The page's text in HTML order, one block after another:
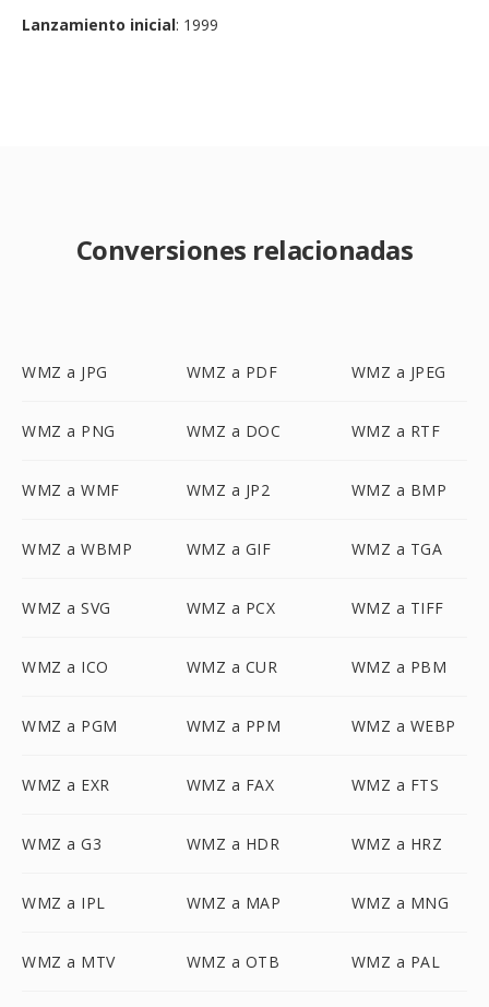
Lanzamiento inicial: 1999
Conversiones relacionadas
WMZ a JPG WMZ a PDF WMZ a JPEG
WMZ a PNG WMZ a DOC WMZ a RTF
WMZ a WMF WMZ a JP2 WMZ a BMP
WMZ a WBMP WMZ a GIF WMZ a TGA
WMZ a SVG WMZ a PCX WMZ a TIFF
WMZ a ICO WMZ a CUR WMZ a PBM
WMZ a PGM WMZ a PPM WMZ a WEBP
WMZ a EXR WMZ a FAX WMZ a FTS
WMZ a G3 WMZ a HDR WMZ a HRZ
WMZ a IPL WMZ a MAP WMZ a MNG
WMZ a MTV WMZ a OTB WMZ a PAL